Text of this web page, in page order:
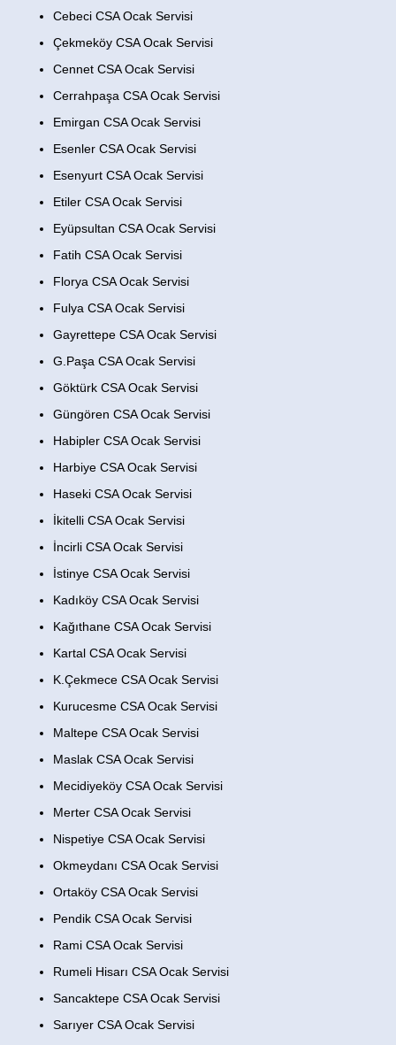
Cebeci CSA Ocak Servisi
Çekmeköy CSA Ocak Servisi
Cennet CSA Ocak Servisi
Cerrahpaşa CSA Ocak Servisi
Emirgan CSA Ocak Servisi
Esenler CSA Ocak Servisi
Esenyurt CSA Ocak Servisi
Etiler CSA Ocak Servisi
Eyüpsultan CSA Ocak Servisi
Fatih CSA Ocak Servisi
Florya CSA Ocak Servisi
Fulya CSA Ocak Servisi
Gayrettepe CSA Ocak Servisi
G.Paşa CSA Ocak Servisi
Göktürk CSA Ocak Servisi
Güngören CSA Ocak Servisi
Habipler CSA Ocak Servisi
Harbiye CSA Ocak Servisi
Haseki CSA Ocak Servisi
İkitelli CSA Ocak Servisi
İncirli CSA Ocak Servisi
İstinye CSA Ocak Servisi
Kadıköy CSA Ocak Servisi
Kağıthane CSA Ocak Servisi
Kartal CSA Ocak Servisi
K.Çekmece CSA Ocak Servisi
Kurucesme CSA Ocak Servisi
Maltepe CSA Ocak Servisi
Maslak CSA Ocak Servisi
Mecidiyeköy CSA Ocak Servisi
Merter CSA Ocak Servisi
Nispetiye CSA Ocak Servisi
Okmeydanı CSA Ocak Servisi
Ortaköy CSA Ocak Servisi
Pendik CSA Ocak Servisi
Rami CSA Ocak Servisi
Rumeli Hisarı CSA Ocak Servisi
Sancaktepe CSA Ocak Servisi
Sarıyer CSA Ocak Servisi